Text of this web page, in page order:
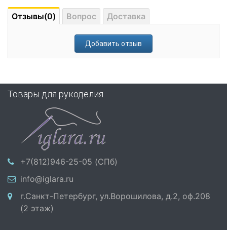
Отзывы(0) Вопрос Доставка
Добавить отзыв
Товары для рукоделия
+7(812)946-25-05 (СПб)
info@iglara.ru
г.Санкт-Петербург, ул.Ворошилова, д.2, оф.208
(2 этаж)